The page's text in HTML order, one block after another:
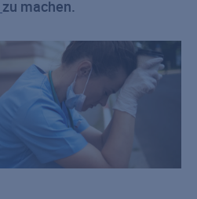
zu machen.